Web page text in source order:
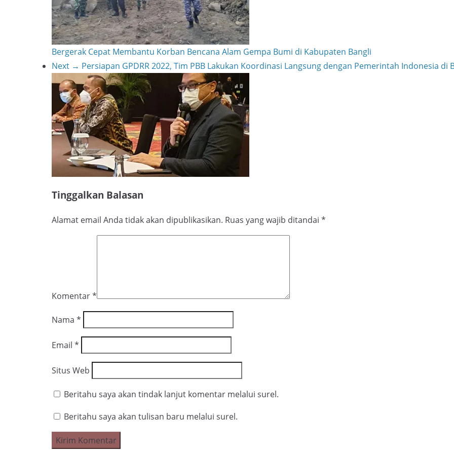
k
e
Bergerak Cepat Membantu Korban Bencana Alam Gempa Bumi di Kabupaten Bangli
Next → Persiapan GPDRR 2022, Tim PBB Lakukan Koordinasi Langsung dengan Pemerintah Indonesia di
Tinggalkan Balasan
Alamat email Anda tidak akan dipublikasikan. Ruas yang wajib ditandai *
Komentar*
Nama *
Email *
Situs Web
Beritahu saya akan tindak lanjut komentar melalui surel.
Beritahu saya akan tulisan baru melalui surel.